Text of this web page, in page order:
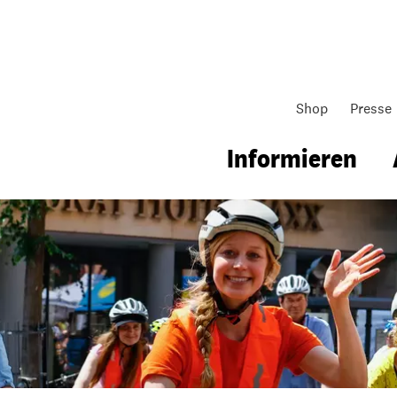
Shop Presse
Informieren
Unsere Arbeit
Wo wir arbeiten
Wie wir arbeiten
Über unsere politische Arbeit
für Schule & Jugend
für Schule & Jugend
& Seminare
Gemeindearbeit
Kollekten
Gemeindematerial
Fürbitten